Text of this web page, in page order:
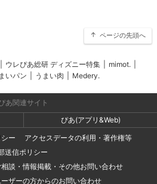
ページの先頭へ
ウレぴあ総研 ディズニー特集 mimot.
いパン うまい肉 Medery.
あ関連サイト
ぴあ(アプリ&Web)
ー
アクセスデータの利用・著作権等
送信ポリシー
談・情報掲載・その他お問い合わせ
ザーの方からのお問い合わせ